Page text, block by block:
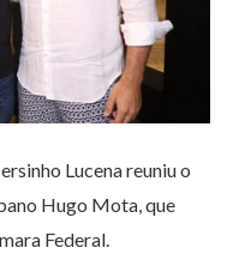
Lucena reuniu o
Hugo Mota, que
Federal.